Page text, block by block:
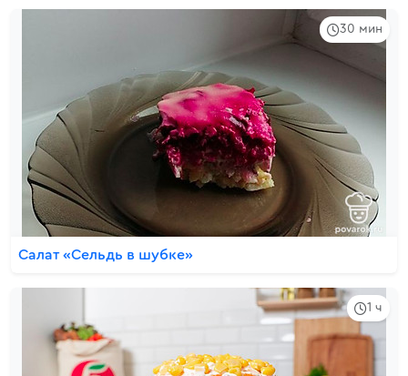
30 мин
Салат «Сельдь в шубке»
1 ч